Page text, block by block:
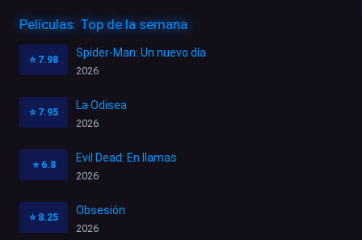
Películas: Top de la semana
⭐ 7.98
Spider-Man: Un nuevo día
2026
⭐ 7.95
La Odisea
2026
⭐ 6.8
Evil Dead: En llamas
2026
⭐ 8.25
Obsesión
2026